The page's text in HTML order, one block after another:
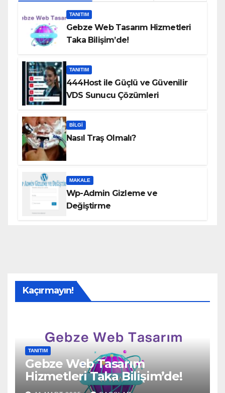
TANITIM
Gebze Web Tasarım Hizmetleri
Taka Bilişim’de!
TANITIM
444Host ile Güçlü ve Güvenilir
VDS Sunucu Çözümleri
BILGI
Nasıl Traş Olmalı?
MAKALE
Wp-Admin Gizleme ve
Değiştirme
Kaçırmayın!
TANITIM
Gebze Web Tasarım
Hizmetleri Taka Bilişim’de!